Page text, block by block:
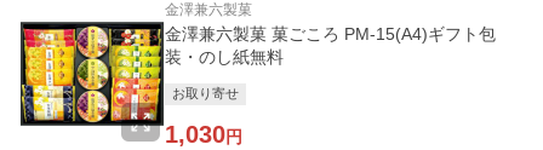
金澤兼六製菓
金澤兼六製菓 菓ごころ PM-15(A4)ギフト包
装・のし紙無料
お取り寄せ
1,030円